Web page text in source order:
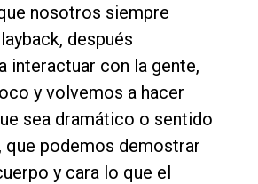
nosotros siempre
después
interactuar con la gente,
y volvemos a hacer
sea dramático o sentido
que podemos demostrar
y cara lo que el